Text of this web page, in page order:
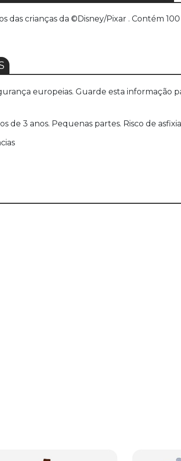
das crianças da ©Disney/Pixar . Contém 100
europeias. Guarde esta informação
de 3 anos. Pequenas partes. Risco de asfixia